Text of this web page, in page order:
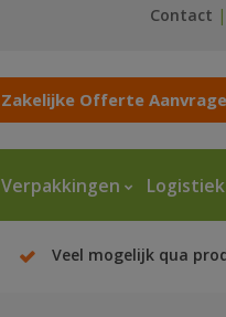
Contact |
Zakelijke Offerte
Verpakkingen Logistiek
Veel mogelijk qua